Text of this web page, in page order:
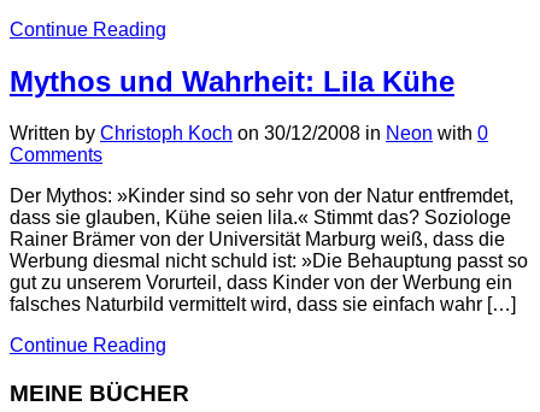
Continue Reading
Mythos und Wahrheit: Lila Kühe
Written by Christoph Koch on 30/12/2008 in Neon with 0
Comments
Der Mythos: »Kinder sind so sehr von der Natur entfremdet,
dass sie glauben, Kühe seien lila.« Stimmt das? Soziologe
Rainer Brämer von der Universität Marburg weiß, dass die
Werbung diesmal nicht schuld ist: »Die Behauptung passt so
gut zu unserem Vorurteil, dass Kinder von der Werbung ein
falsches Naturbild vermittelt wird, dass sie einfach wahr […]
Continue Reading
MEINE BÜCHER